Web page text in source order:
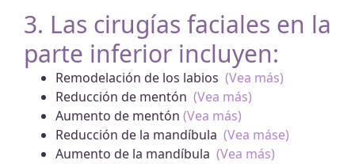
3. Las cirugías faciales en la
parte inferior incluyen:
Remodelación de los labios (Vea más)
Reducción de mentón (Vea más)
Aumento de mentón (Vea más)
Reducción de la mandíbula (Vea máse)
Aumento de la mandíbula (Vea más)